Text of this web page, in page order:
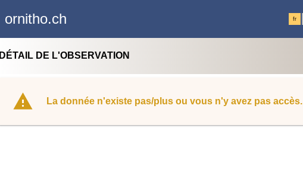
ornitho.ch fr
DÉTAIL DE L'OBSERVATION
La donnée n'existe pas/plus ou vous n'y avez pas accès.